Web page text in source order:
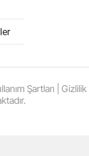
Şartları |